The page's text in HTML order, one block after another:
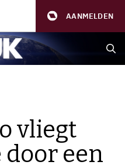
AANMELDEN
vliegt
een